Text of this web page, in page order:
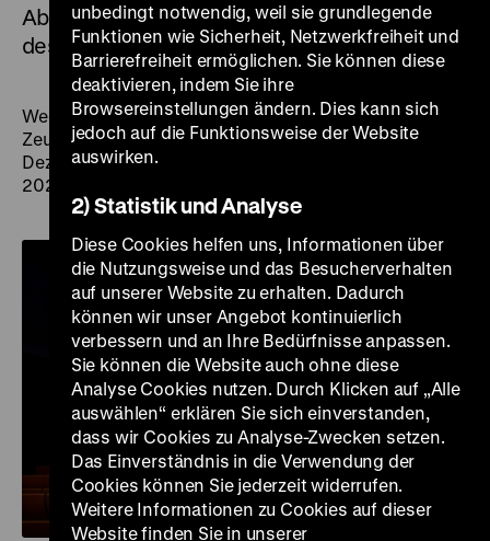
Ab dem 6. Januar 2023 sind die Vorstellungen
des Zeughauskinos im Pei-Bau zu sehen.
Wegen der notwendigenInstandsetzungenim
Zeughaus zieht dasZeughauskinonach dem 18.
Dezember 2022 in den Pei-Bau um. Ab dem 6. Januar
2023 sind alle Vorstellungen im Auditorium zu sehen.
unbedingt notwendig, weil sie grundlegende
Funktionen wie Sicherheit, Netzwerkfreiheit und
Barrierefreiheit ermöglichen. Sie können diese
deaktivieren, indem Sie ihre
Browsereinstellungen ändern. Dies kann sich
jedoch auf die Funktionsweise der Website
auswirken.
2) Statistik und Analyse
Diese Cookies helfen uns, Informationen über
die Nutzungsweise und das Besucherverhalten
auf unserer Website zu erhalten. Dadurch
können wir unser Angebot kontinuierlich
verbessern und an Ihre Bedürfnisse anpassen.
Sie können die Website auch ohne diese
Analyse Cookies nutzen. Durch Klicken auf „Alle
auswählen“ erklären Sie sich einverstanden,
dass wir Cookies zu Analyse-Zwecken setzen.
Das Einverständnis in die Verwendung der
Cookies können Sie jederzeit widerrufen.
Weitere Informationen zu Cookies auf dieser
Website finden Sie in unserer